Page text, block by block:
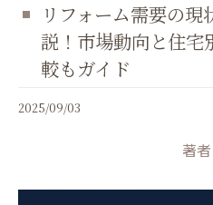
リフォーム需要の
説！市場動向と住宅
較もガイド
2025/09/03
著